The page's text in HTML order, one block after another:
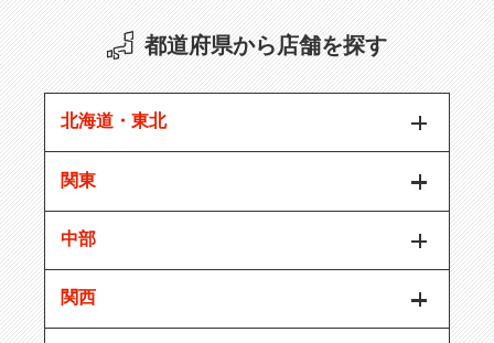
都道府県から店舗を探す
北海道・東北
関東
中部
関西